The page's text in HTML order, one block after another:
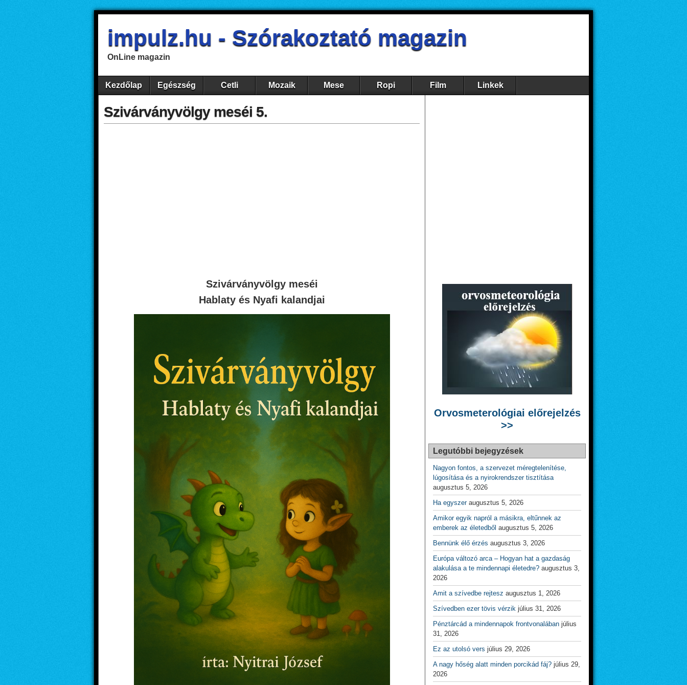
impulz.hu - Szórakoztató magazin
OnLine magazin
Kezdőlap Egészség Cetli Mozaik Mese Ropi Film Linkek
Szivárványvölgy meséi 5.
Szivárványvölgy meséi
Hablaty és Nyafi kalandjai
Orvosmeterológiai előrejelzés
>>
Legutóbbi bejegyzések
Nagyon fontos, a szervezet méregtelenítése,
lúgosítása és a nyirokrendszer tisztítása
augusztus 5, 2026
Ha egyszer augusztus 5, 2026
Amikor egyik napról a másikra, eltűnnek az
emberek az életedből augusztus 5, 2026
Bennünk élő érzés augusztus 3, 2026
Európa változó arca – Hogyan hat a gazdaság
alakulása a te mindennapi életedre? augusztus 3,
2026
Amit a szívedbe rejtesz augusztus 1, 2026
Szívedben ezer tövis vérzik július 31, 2026
Pénztárcád a mindennapok frontvonalában július
31, 2026
Ez az utolsó vers július 29, 2026
A nagy hőség alatt minden porcikád fáj? július 29,
2026